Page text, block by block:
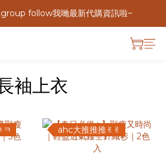
follow我哋最新代購資訊啦~
袖上衣
ahc大推推推✌︎✌︎